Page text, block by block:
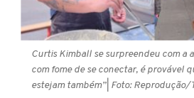
Curtis Kimball se surpreendeu com a
com fome de se conectar, é provável
estejam também”| Foto: Reprodução/